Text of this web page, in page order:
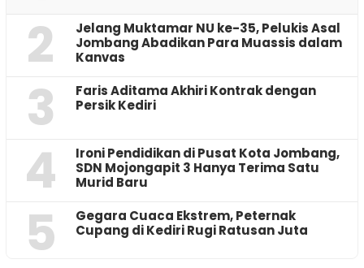
2
Jelang Muktamar NU ke-35, Pelukis Asal
Jombang Abadikan Para Muassis dalam
Kanvas
3
Faris Aditama Akhiri Kontrak dengan
Persik Kediri
4
Ironi Pendidikan di Pusat Kota Jombang,
SDN Mojongapit 3 Hanya Terima Satu
Murid Baru
5
‎Gegara Cuaca Ekstrem, Peternak
Cupang di Kediri Rugi Ratusan Juta